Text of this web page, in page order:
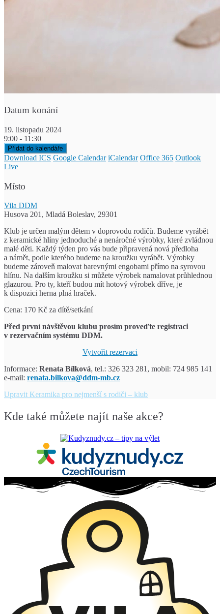
Datum konání
19. listopadu 2024
9:00 - 11:30
Přidat do kalendáře
Download ICS Google Calendar iCalendar Office 365 Outlook
Live
Místo
Vila DDM
Husova 201, Mladá Boleslav, 29301
Klub je určen malým dětem v doprovodu rodičů. Budeme vyrábět
z keramické hlíny jednoduché a nenáročné výrobky, které zvládnou
malé děti. Každý týden pro vás bude připravená nová předloha
a námět, podle kterého budeme na kroužku vyrábět. Výrobky
budeme zároveň malovat barevnými engobami přímo na syrovou
hlínu. Na dalším kroužku si můžete výrobek namalovat průhlednou
glazurou. Pro ty, kteří budou mít hotový výrobek dříve, je
k dispozici herna plná hraček.
Cena: 170 Kč za dítě/setkání
Před první návštěvou klubu prosím proveďte registraci
v rezervačním systému DDM.
Vytvořit rezervaci
Informace: Renata Bílková, tel.: 326 323 281, mobil: 724 985 141
e-mail: renata.bilkova@ddm-mb.cz
Upravit Keramika pro nejmenší s rodiči – klub
Kde také můžete najít naše akce?